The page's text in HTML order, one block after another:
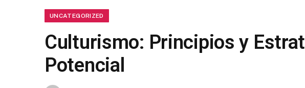
UNCATEGORIZED
Culturismo: Principios y
Potencial